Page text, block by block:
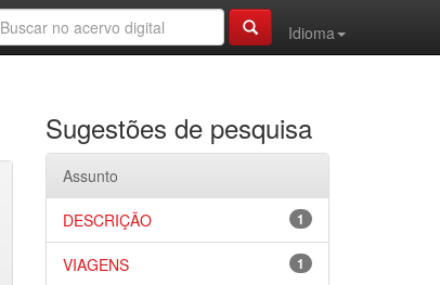
Idioma
Sugestões de pesquisa
Assunto
1
DESCRIÇÃO
1
VIAGENS